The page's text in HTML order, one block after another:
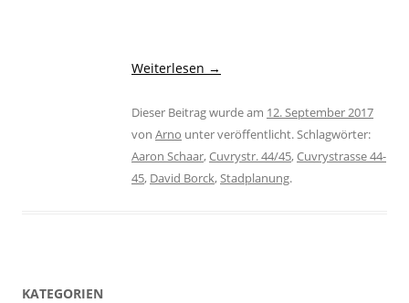
Weiterlesen →
Dieser Beitrag wurde am 12. September 2017
von Arno unter veröffentlicht. Schlagwörter:
Aaron Schaar,Cuvrystr. 44/45,Cuvrystrasse 44-
45, David Borck,Stadplanung.
KATEGORIEN